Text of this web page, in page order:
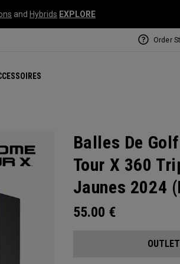
and Hybrids EXPLORE
Order
Balles De
Tour X 360
Jaunes 2024
55.00 €